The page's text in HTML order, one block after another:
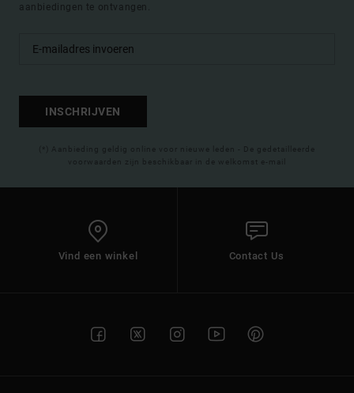
aanbiedingen te ontvangen.
INSCHRIJVEN
(*) Aanbieding geldig online voor nieuwe leden - De gedetailleerde
voorwaarden zijn beschikbaar in de welkomst e-mail
Vind een winkel Contact Us